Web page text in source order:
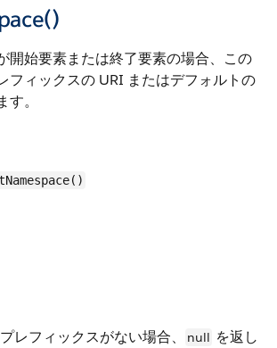
開始要素または終了要素の場合、この
フィックスの URI またはデフォルトの
。
レフィックスがない場合、
null を返し